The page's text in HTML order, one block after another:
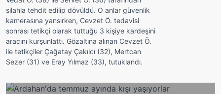
silahla tehdit edilip dövüldü. O anlar güvenlik
kamerasına yansırken, Cevzet Ö. tedavisi
sonrası tetikçi olarak tuttuğu 3 kişiye kardeşini
aracını kurşunlattı. Gözaltına alınan Cevzet Ö.
ile tetikçiler Çağatay Çakılcı (32), Mertcan
Sezer (31) ve Eray Yılmaz (33), tutuklandı.